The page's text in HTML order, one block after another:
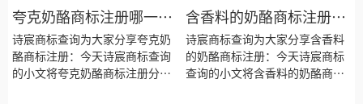
夸克奶酪商标注册哪一
类？
诗宸商标查询为大家分享夸克奶
酪商标注册：今天诗宸商标查询
的小文将夸克奶酪商标注册分类
含香料的奶酪商标注册哪
一类？
诗宸商标查询为大家分享含香料
的奶酪商标注册：今天诗宸商标
查询的小文将含香料的奶酪商标